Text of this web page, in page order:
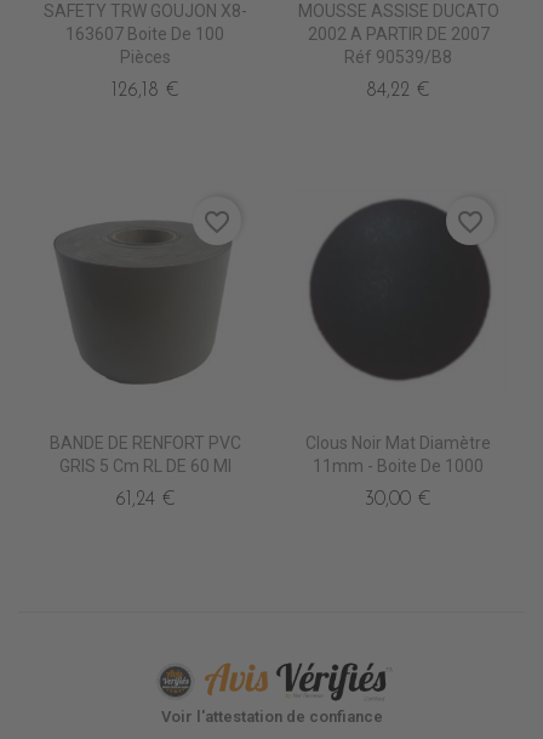
SAFETY TRW GOUJON X8-
163607 Boite De 100
Pièces
126,18 €
MOUSSE ASSISE DUCATO
2002 A PARTIR DE 2007
Réf 90539/B8
84,22 €
BANDE DE RENFORT PVC
GRIS 5 Cm RL DE 60 Ml
61,24 €
favorite_border
Clous Noir Mat Diamètre
11mm - Boite De 1000
30,00 €
favorite_border
Voir l'attestation de confiance